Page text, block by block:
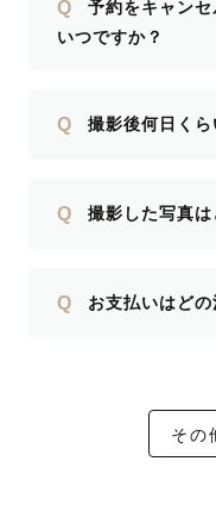
Q
予約をキャン
いつですか？
Q 撮影後何日く
Q 撮影した写真
Q お支払いはど
その